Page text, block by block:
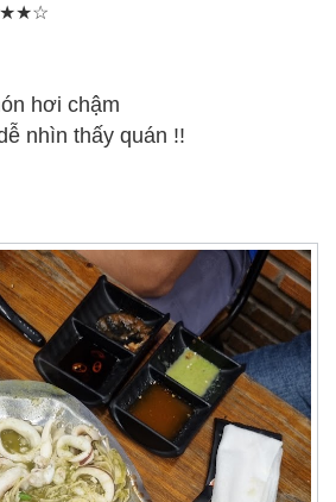
hơi chậm
nhìn thấy quán !!